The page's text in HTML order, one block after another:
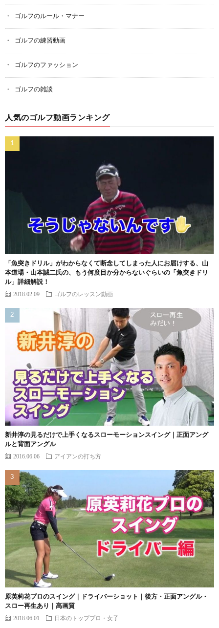
ゴルフのルール・マナー
ゴルフの練習動画
ゴルフのファッション
ゴルフの雑談
人気のゴルフ動画ランキング
「魚突きドリル」がわからなくて断念してしまった人にお届けする、山
本道場・山本誠二氏の、もう何度目か分からないぐらいの「魚突きドリ
ル」詳細解説！
2018.02.09 ゴルフのレッスン動画
新井淳の見るだけで上手くなるスローモーションスイング｜正面アング
ルと背面アングル
2016.06.06 アイアンの打ち方
原英莉花プロのスイング｜ドライバーショット｜後方・正面アングル・
スロー再生あり｜高画質
2018.06.01 日本のトッププロ・女子